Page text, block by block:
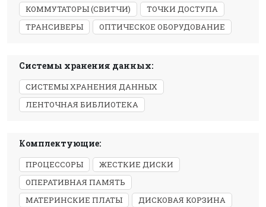
КОММУТАТОРЫ (СВИТЧИ)
ТОЧКИ ДОСТУПА
ТРАНСИВЕРЫ
ОПТИЧЕСКОЕ ОБОРУДОВАНИЕ
Системы хранения данных:
СИСТЕМЫ ХРАНЕНИЯ ДАННЫХ
ЛЕНТОЧНАЯ БИБЛИОТЕКА
Комплектующие:
ПРОЦЕССОРЫ
ЖЕСТКИЕ ДИСКИ
ОПЕРАТИВНАЯ ПАМЯТЬ
МАТЕРИНСКИЕ ПЛАТЫ
ДИСКОВАЯ КОРЗИНА